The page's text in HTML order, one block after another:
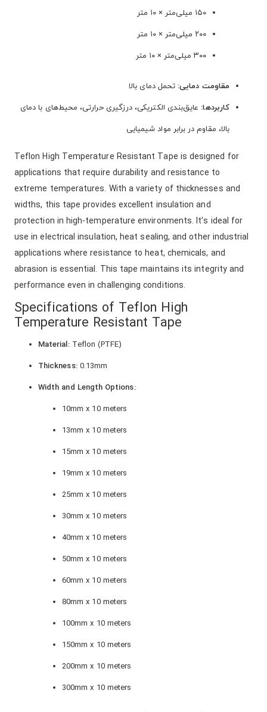
۱۵۰ میلی‌متر × ۱۰ متر
۲۰۰ میلی‌متر × ۱۰ متر
۳۰۰ میلی‌متر × ۱۰ متر
مقاومت دمایی: تحمل دمای بالا
کاربردها: عایق‌بندی الکتریکی، درزگیری حرارتی، محیط‌های با دمای
بالا، مقاوم در برابر مواد شیمیایی
Teflon High Temperature Resistant Tape is designed for
applications that require durability and resistance to
extreme temperatures. With a variety of thicknesses and
widths, this tape provides excellent insulation and
protection in high-temperature environments. It's ideal for
use in electrical insulation, heat sealing, and other industrial
applications where resistance to heat, chemicals, and
abrasion is essential. This tape maintains its integrity and
performance even in challenging conditions.
Specifications of Teflon High
Temperature Resistant Tape
Material:Teflon (PTFE)
Thickness:0.13mm
Width and Length Options:
10mm x 10 meters
13mm x 10 meters
15mm x 10 meters
19mm x 10 meters
25mm x 10 meters
30mm x 10 meters
40mm x 10 meters
50mm x 10 meters
60mm x 10 meters
80mm x 10 meters
100mm x 10 meters
150mm x 10 meters
200mm x 10 meters
300mm x 10 meters